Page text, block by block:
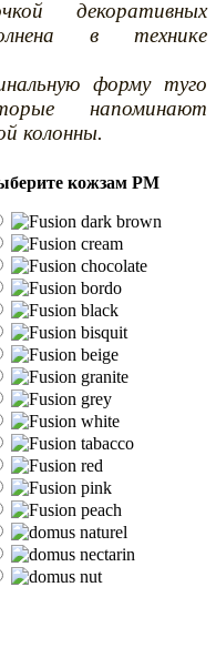
декоративных
в технике
форму туго
напоминают
колонны.
кожзам РМ